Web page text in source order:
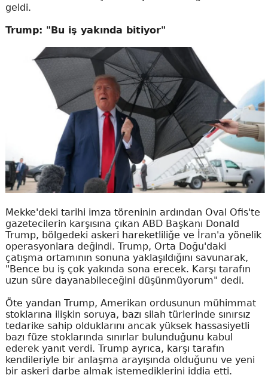
geldi.
Trump: "Bu iş yakında bitiyor"
Mekke'deki tarihi imza töreninin ardından Oval Ofis'te
gazetecilerin karşısına çıkan ABD Başkanı Donald
Trump, bölgedeki askeri hareketliliğe ve İran'a yönelik
operasyonlara değindi. Trump, Orta Doğu'daki
çatışma ortamının sonuna yaklaşıldığını savunarak,
"Bence bu iş çok yakında sona erecek. Karşı tarafın
uzun süre dayanabileceğini düşünmüyorum" dedi.
Öte yandan Trump, Amerikan ordusunun mühimmat
stoklarına ilişkin soruya, bazı silah türlerinde sınırsız
tedarike sahip olduklarını ancak yüksek hassasiyetli
bazı füze stoklarında sınırlar bulunduğunu kabul
ederek yanıt verdi. Trump ayrıca, karşı tarafın
kendileriyle bir anlaşma arayışında olduğunu ve yeni
bir askeri darbe almak istemediklerini iddia etti.